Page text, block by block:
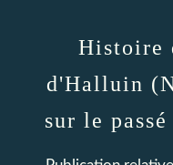
Histoire
d'Halluin
sur le